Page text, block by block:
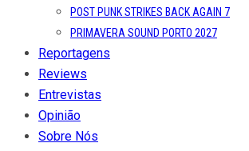
POST PUNK STRIKES BACK AGAIN 7
PRIMAVERA SOUND PORTO 2027
Reportagens
Reviews
Entrevistas
Opinião
Sobre Nós